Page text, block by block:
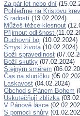
Za pár let nebo dní
Pohleďme na Kristovu krev
S radostí (13.02.2024)
Můžeš těžce klesnout
Přijmout odlišnost
Duchovní boj (10.02.2024)
Smysl života(10.02.2024)
Boží spravedlnost
Boží skutky (07.02.2024)
Stejným směrem
Čas na sluníčku
Laskavost (04.02.2024)
Obchod s Pánem Bohem
Uskutečňují zblízka
V Pánově lásce
S pomocí shůry